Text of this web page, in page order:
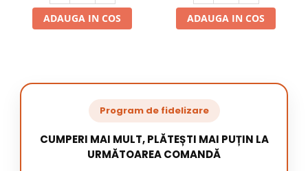
ADAUGA IN COS ADAUGA IN COS
Program de fidelizare
CUMPERI MAI MULT, PLĂTEȘTI MAI PUȚIN LA
URMĂTOAREA COMANDĂ